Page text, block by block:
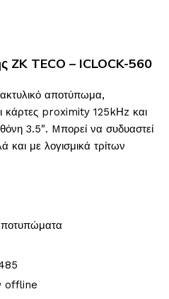
ZK TECO – ICLOCK-560
αποτύπωμα,
κάρτες proximity 125kΗz και
3.5″. Mπορεί να συδυαστεί
και με λογισμικά τρίτων
offline